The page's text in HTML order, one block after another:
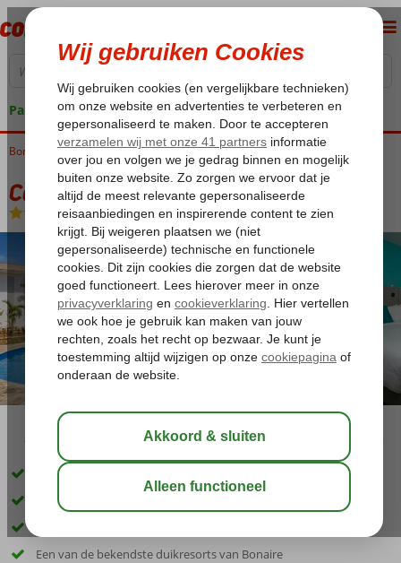
Pakketgarantie
Home
Bonaire Kralendijk Captain Don's Habitat
Captain Don's Habitat
Logies-Hotel
10:00
Direct aan zee gelegen
Op ca. 3 kilometer van Kralendijk
Een van de bekendste duikresorts van Bonaire